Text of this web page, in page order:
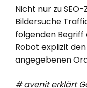
Nicht nur zu
Bildersuche
folgenden Begriff
Robot explizit
angegebenen
# avenit erklärt